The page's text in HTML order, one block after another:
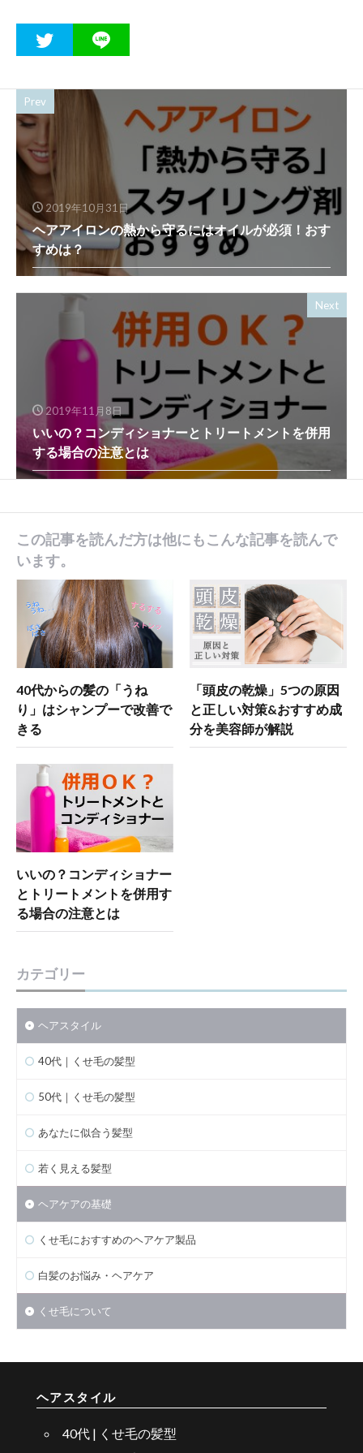
Prev
2019年10月31日
ヘアアイロンの熱から守るにはオイルが必須！おす
すめは？
Next
2019年11月8日
いいの？コンディショナーとトリートメントを併用
する場合の注意とは
この記事を読んだ方は他にもこんな記事を読んで
います。
40代からの髪の「うね
り」はシャンプーで改善で
きる
「頭皮の乾燥」5つの原因
と正しい対策&おすすめ成
分を美容師が解説
いいの？コンディショナー
とトリートメントを併用す
る場合の注意とは
カテゴリー
ヘアスタイル
40代｜くせ毛の髪型
50代｜くせ毛の髪型
あなたに似合う髪型
若く見える髪型
ヘアケアの基礎
くせ毛におすすめのヘアケア製品
白髪のお悩み・ヘアケア
くせ毛について
ヘアスタイル
40代 | くせ毛の髪型